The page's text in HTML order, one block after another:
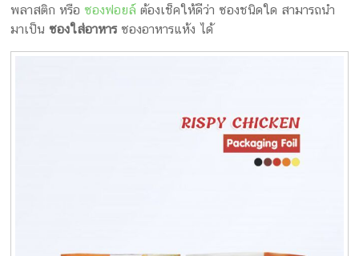
พลาสติก หรือซองฟอยล์ ต้องเช็คให้ดีว่า ซองชนิดใด สามารถนำ
มาเป็นซองใส่อาหารซองอาหารแห้ง ได้